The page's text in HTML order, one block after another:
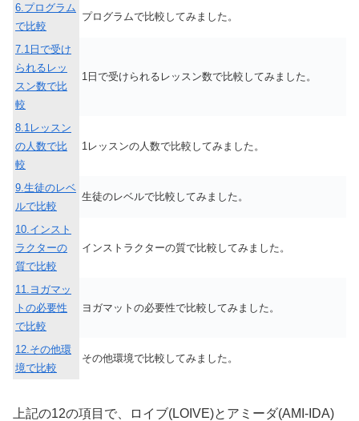
6.プログラム
で比較
プログラムで比較してみました。
7.1日で受け
られるレッ
スン数で比
較
1日で受けられるレッスン数で比較してみました。
8.1レッスン
の人数で比
較
1レッスンの人数で比較してみました。
9.生徒のレベ
ルで比較
生徒のレベルで比較してみました。
10.インスト
ラクターの
質で比較
インストラクターの質で比較してみました。
11.ヨガマッ
トの必要性
で比較
ヨガマットの必要性で比較してみました。
12.その他環
境で比較
その他環境で比較してみました。
上記の12の項目で、ロイブ(LOIVE)とアミーダ(AMI-IDA)